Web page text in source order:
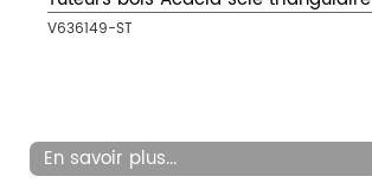
V636149-ST
En savoir plus...